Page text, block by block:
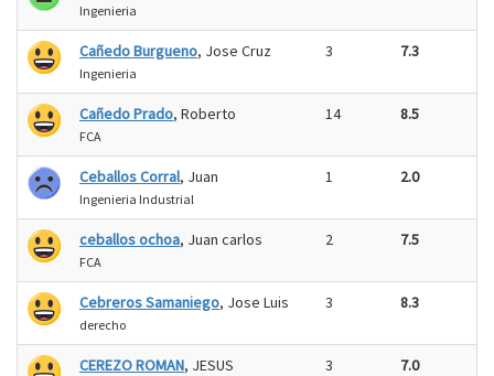
Ingenieria
Cañedo Burgueno, Jose Cruz
Ingenieria
3 7.3
Cañedo Prado, Roberto
FCA
14 8.5
Ceballos Corral, Juan
Ingenieria Industrial
1 2.0
ceballos ochoa, Juan carlos
FCA
2 7.5
Cebreros Samaniego, Jose Luis
derecho
3 8.3
CEREZO ROMAN, JESUS 3 7.0